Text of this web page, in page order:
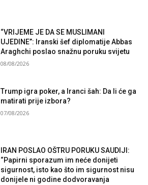
“VRIJEME JE DA SE MUSLIMANI
UJEDINE”: Iranski šef diplomatije Abbas
Araghchi poslao snažnu poruku svijetu
08/08/2026
Trump igra poker, a Iranci šah: Da li će ga
matirati prije izbora?
07/08/2026
IRAN POSLAO OŠTRU PORUKU SAUDIJI:
“Papirni sporazum im neće donijeti
sigurnost, isto kao što im sigurnost nisu
donijele ni godine dodvoravanja